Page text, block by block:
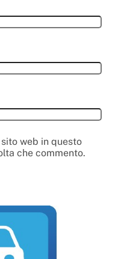
web in questo
che commento.